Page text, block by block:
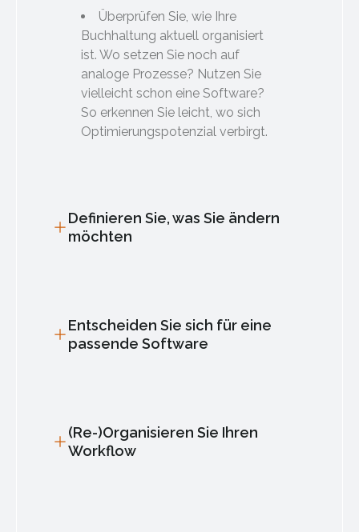
Überprüfen Sie, wie Ihre
Buchhaltung aktuell organisiert
ist. Wo setzen Sie noch auf
analoge Prozesse? Nutzen Sie
vielleicht schon eine Software?
So erkennen Sie leicht, wo sich
Optimierungspotenzial verbirgt.
Definieren Sie, was Sie ändern
möchten
Entscheiden Sie sich für eine
passende Software
(Re-)Organisieren Sie Ihren
Workflow